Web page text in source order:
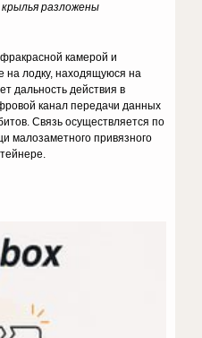
крылья разложены
камерой и
на лодку, находящуюся на
дальность действия в
канал передачи данных
Связь осуществляется по
малозаметного привязного